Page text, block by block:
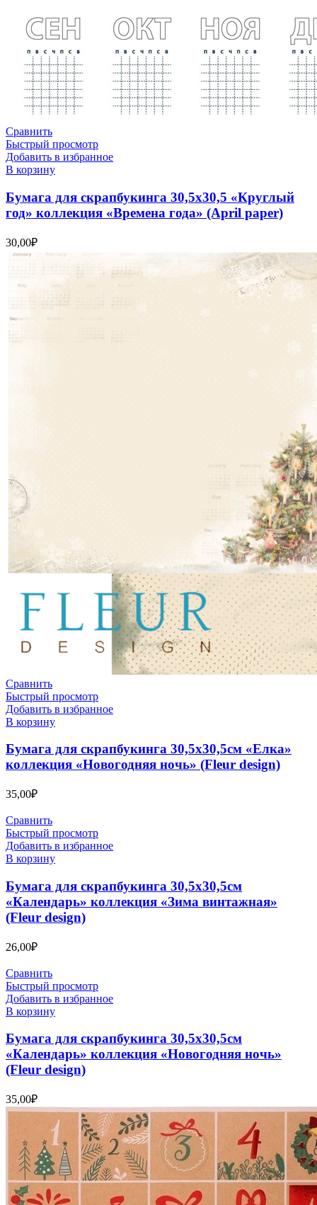
Сравнить
Быстрый просмотр
Добавить в избранное
В корзину
Бумага для скрапбукинга 30,5х30,5 «Круглый
год» коллекция «Времена года» (April paper)
30,00₽
Сравнить
Быстрый просмотр
Добавить в избранное
В корзину
Бумага для скрапбукинга 30,5х30,5см «Елка»
коллекция «Новогодняя ночь» (Fleur design)
35,00₽
Сравнить
Быстрый просмотр
Добавить в избранное
В корзину
Бумага для скрапбукинга 30,5х30,5см
«Календарь» коллекция «Зима винтажная»
(Fleur design)
26,00₽
Сравнить
Быстрый просмотр
Добавить в избранное
В корзину
Бумага для скрапбукинга 30,5х30,5см
«Календарь» коллекция «Новогодняя ночь»
(Fleur design)
35,00₽